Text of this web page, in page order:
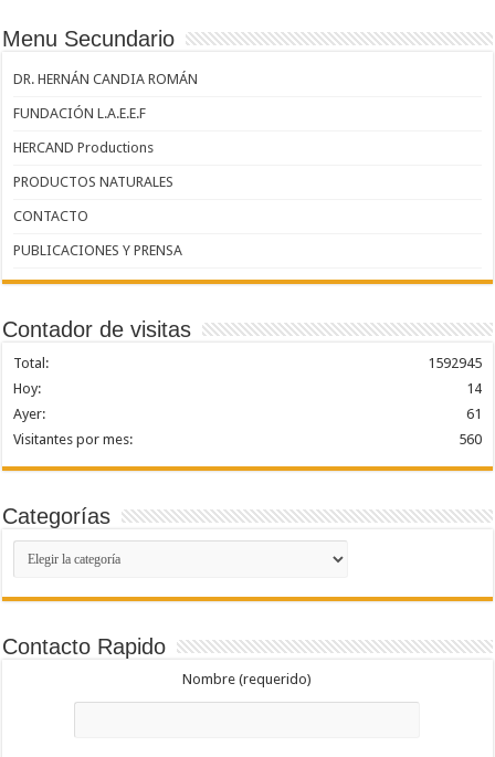
Menu Secundario
DR. HERNÁN CANDIA ROMÁN
FUNDACIÓN L.A.E.E.F
HERCAND Productions
PRODUCTOS NATURALES
CONTACTO
PUBLICACIONES Y PRENSA
Contador de visitas
1592945
Total:
14
Hoy:
61
Ayer:
560
Visitantes por mes:
Categorías
Categorías
Contacto Rapido
Nombre (requerido)